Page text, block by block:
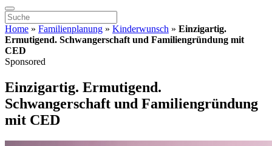
Home » Familienplanung » Kinderwunsch » Einzigartig.
Ermutigend. Schwangerschaft und Familiengründung mit
CED
Sponsored
Einzigartig. Ermutigend.
Schwangerschaft und Familiengründung
mit CED